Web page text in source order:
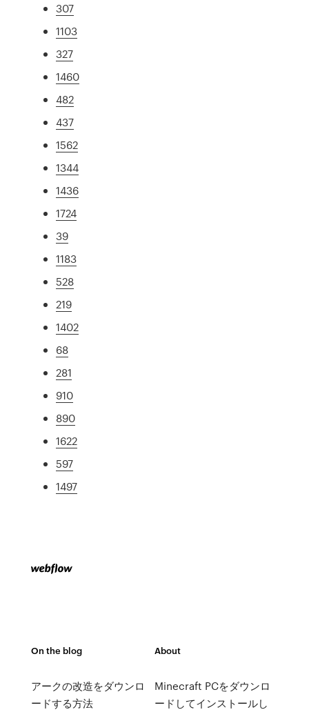
307
1103
327
1460
482
437
1562
1344
1436
1724
39
1183
528
219
1402
68
281
910
890
1622
597
1497
On the blog
アークの改造をダウンロ
ードする方法
About
Minecraft PCをダウンロ
ードしてインストールし